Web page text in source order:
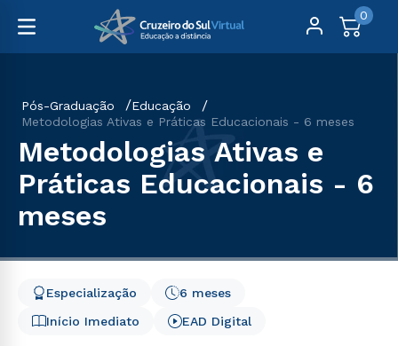
0
Pós-Graduação
Educação
Metodologias Ativas e Práticas Educacionais - 6 meses
Metodologias Ativas e
Práticas Educacionais - 6
meses
Início Imediato
6 meses
Especialização
EAD Digital